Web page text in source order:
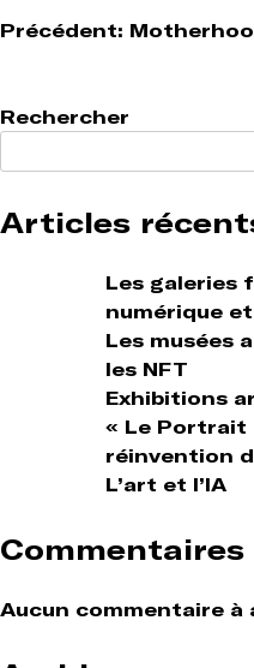
Navigation
l’article
Précédent:
Rechercher
Articles
Les galeries
numérique
Les musées
les NFT
Exhibitions
« Le Portrait
réinvention
L’art et l’IA
Aucun commentaire à